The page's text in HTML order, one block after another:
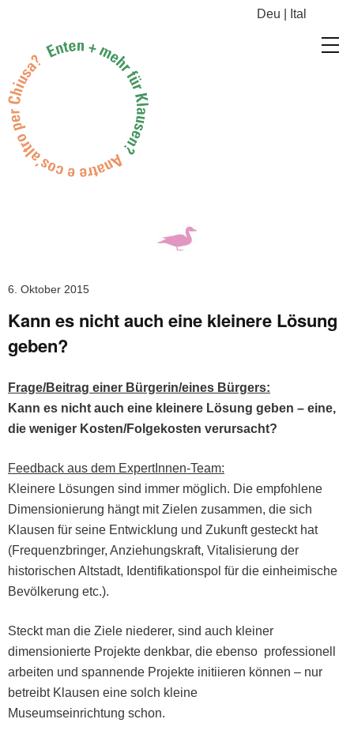
Deu Ital
6. Oktober 2015
Kann es nicht auch eine kleinere Lösung
geben?
Frage/Beitrag ein­er Bürgerin/eines Bürgers:
Kann es nicht auch eine kleinere Lösung geben – eine,
die weniger Kosten/Folgekosten verursacht?
Feed­back aus dem ExpertInnen-Team:
Kleinere Lösun­gen sind immer möglich. Die emp­foh­lene
Dimen­sion­ierung hängt mit Zie­len zusam­men, die sich
Klausen für seine Entwick­lung und Zukun­ft gesteckt hat
(Fre­quenzbringer, Anziehungskraft, Vital­isierung der
his­torischen Alt­stadt, Iden­ti­fika­tion­spol für die ein­heimis­che
Bevölkerung etc.).
Steckt man die Ziele nieder­er, sind auch klein­er
dimen­sion­ierte Pro­jek­te denkbar, die eben­so pro­fes­sionell
arbeit­en und span­nende Pro­jek­te ini­ti­ieren kön­nen – nur
betreibt Klausen eine solch kleine
Muse­um­sein­rich­tung schon.